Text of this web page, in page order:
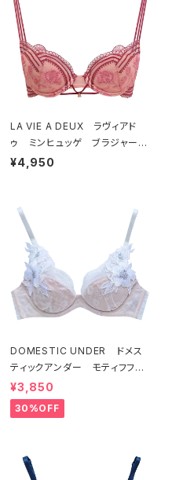
LA VIE A DEUX ラヴィアド
ゥ ミンヒュッゲ ブラジャー
（ヒュッゲオレンジ）BRA HYGG
¥4,950
DOMESTIC UNDER ドメス
ティックアンダー モティフフル
ール ブラジャー（オフホワイ
ト）D2255
¥3,850
30%OFF